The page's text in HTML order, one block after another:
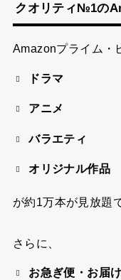
クオリティ№1の
Amazonプライム・
ドラマ
アニメ
バラエティ
オリジナル作品
が約1万本が見放題
さらに、
お急ぎ便・お届